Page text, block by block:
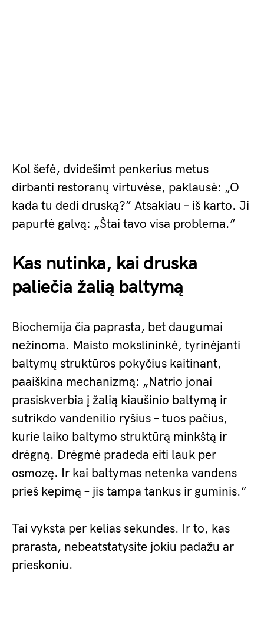
Kol šefė, dvidešimt penkerius metus
dirbanti restoranų virtuvėse, paklausė: „O
kada tu dedi druską?” Atsakiau – iš karto. Ji
papurtė galvą: „Štai tavo visa problema.”
Kas nutinka, kai druska
paliečia žalią baltymą
Biochemija čia paprasta, bet daugumai
nežinoma. Maisto mokslininkė, tyrinėjanti
baltymų struktūros pokyčius kaitinant,
paaiškina mechanizmą: „Natrio jonai
prasiskverbia į žalią kiaušinio baltymą ir
sutrikdo vandenilio ryšius – tuos pačius,
kurie laiko baltymo struktūrą minkštą ir
drėgną. Drėgmė pradeda eiti lauk per
osmozę. Ir kai baltymas netenka vandens
prieš kepimą – jis tampa tankus ir guminis.”
Tai vyksta per kelias sekundes. Ir to, kas
prarasta, nebeatstatysite jokiu padažu ar
prieskoniu.